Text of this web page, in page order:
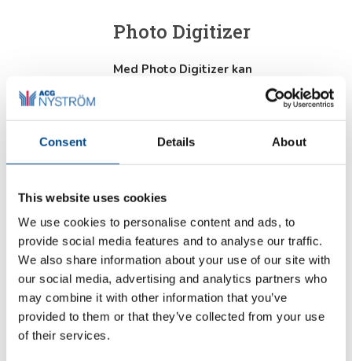
Consent Details About
This website uses cookies
We use cookies to personalise content and ads, to
provide social media features and to analyse our traffic.
We also share information about your use of our site with
our social media, advertising and analytics partners who
may combine it with other information that you’ve
provided to them or that they’ve collected from your use
of their services.
Photo Digitizer
Med Photo Digitizer kan
användaren snabbt förvandla
pappersmönster till mönster i ett
CAD/CAM-system.Photo Digitizer
är en absolut tidsbesparare som
enkelt och lätt hjälper till att
digitalisera befintliga
delen? Inga komplicerade
kalibreringar krävs.
Produktblad (pdf) engelska
Detaljer